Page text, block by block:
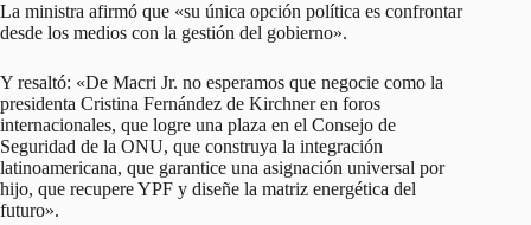
La ministra afirmó que «su única opción política es confrontar
desde los medios con la gestión del gobierno».
Y resaltó: «De Macri Jr. no esperamos que negocie como la
presidenta Cristina Fernández de Kirchner en foros
internacionales, que logre una plaza en el Consejo de
Seguridad de la ONU, que construya la integración
latinoamericana, que garantice una asignación universal por
hijo, que recupere YPF y diseñe la matriz energética del
futuro».